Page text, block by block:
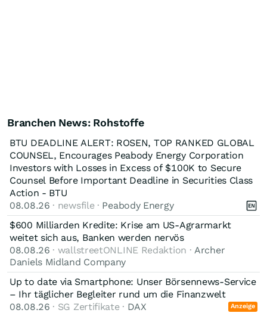
Branchen News: Rohstoffe
BTU DEADLINE ALERT: ROSEN, TOP RANKED GLOBAL
COUNSEL, Encourages Peabody Energy Corporation
Investors with Losses in Excess of $100K to Secure
Counsel Before Important Deadline in Securities Class
Action - BTU
08.08.26 · newsfile · Peabody Energy
$600 Milliarden Kredite: Krise am US-Agrarmarkt
weitet sich aus, Banken werden nervös
08.08.26 · wallstreetONLINE Redaktion · Archer
Daniels Midland Company
Up to date via Smartphone: Unser Börsennews-Service
– Ihr täglicher Begleiter rund um die Finanzwelt
08.08.26 · SG Zertifikate · DAX Anzeige